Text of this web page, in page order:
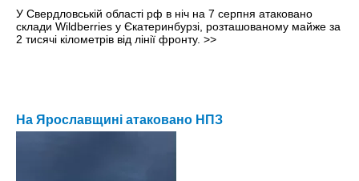
У Свердловській області рф в ніч на 7 серпня атаковано
склади Wildberries у Єкатеринбурзі, розташованому майже за
2 тисячі кілометрів від лінії фронту. >>
На Ярославщині атаковано НПЗ